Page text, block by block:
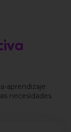
aprendizaje
necesidades